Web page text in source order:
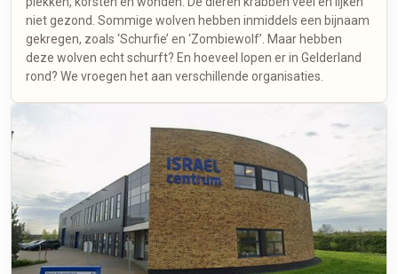
niet gezond. Sommige wolven hebben inmiddels een bijnaam
gekregen, zoals ‘Schurfie’ en ‘Zombiewolf’. Maar hebben
deze wolven echt schurft? En hoeveel lopen er in Gelderland
rond? We vroegen het aan verschillende organisaties.